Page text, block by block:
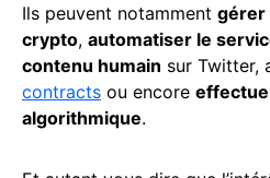
Ils peuvent notamment gérer
crypto, automatiser le
contenu humain sur Twitter,
contracts ou encore
algorithmique.